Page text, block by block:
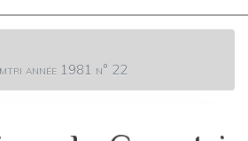
année 1981 n° 22